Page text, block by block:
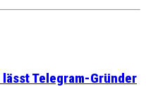
Telegram-Gründer